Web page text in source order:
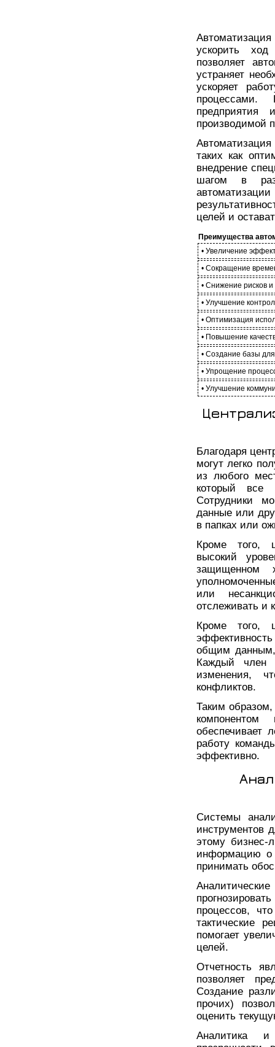
ускорить ход
позволяет
устраняет
ускоряет
процессами.
предприятия
производимой
таких как
внедрение
шагом в
целей и
Преимущества
• Увеличение
• Сокращение
• Снижение рисков
• Улучшение
• Оптимизация
• Повышение
• Создание базы
• Упрощение
• Улучшение
Благодаря
могут легко
из любого
который все
Сотрудники
данные или
в папках или
Кроме того,
высокий
защищенном
или
отслеживать и
Кроме того,
общим данным,
Каждый член
изменения,
конфликтов.
Таким
обеспечивает
работу
эффективно.
Системы
инструментов
этому бизнес-
информацию о
принимать
процессов,
тактические
помогает
целей.
Отчетность
позволяет
Создание
прочих)
оценить
Аналитика и